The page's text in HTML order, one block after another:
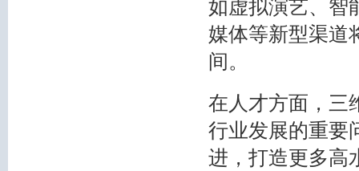
如虚拟演艺、智
媒体等新型渠道
间。
在人才方面，三
行业发展的重要
进，打造更多高